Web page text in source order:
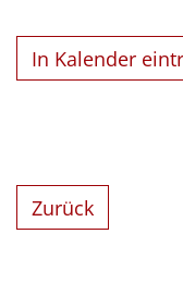
In Kalender
Zurück